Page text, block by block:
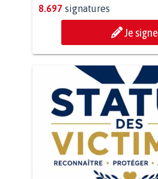
8.697 signatures
Je signe